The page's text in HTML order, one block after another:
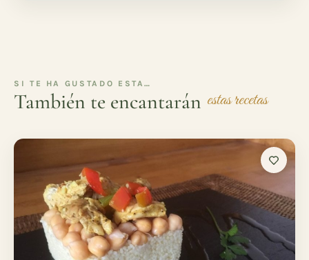
SI TE HA GUSTADO ESTA…
También te encantarán estas recetas